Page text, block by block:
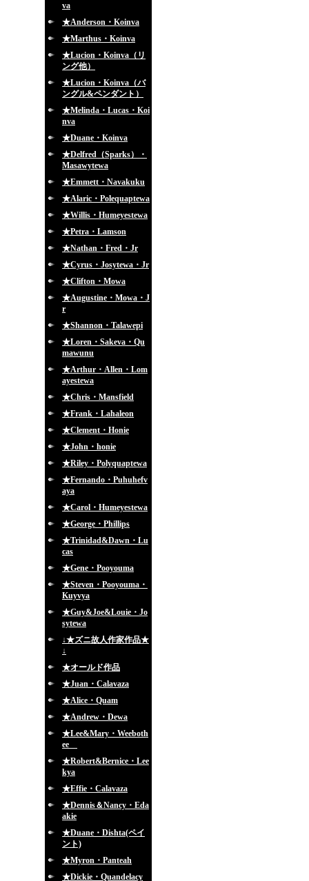
va
★Anderson・Koinva
★Marthus・Koinva
★Lucion・Koinva（リ
ング他）
★Lucion・Koinva（バ
ングル&ペンダント）
★Melinda・Lucas・Koi
nva
★Duane・Koinva
★Delfred（Sparks）・
Masawytewa
★Emmett・Navakuku
★Alaric・Polequaptewa
★Willis・Humeyestewa
★Petra・Lamson
★Nathan・Fred・Jr
★Cyrus・Josytewa・Jr
★Clifton・Mowa
★Augustine・Mowa・J
r
★Shannon・Talawepi
★Loren・Sakeva・Qu
mawunu
★Arthur・Allen・Lom
ayestewa
★Chris・Mansfield
★Frank・Lahaleon
★Clement・Honie
★John・honie
★Riley・Polyquaptewa
★Fernando・Puhuhefv
aya
★Carol・Humeyestewa
★George・Phillips
★Trinidad&Dawn・Lu
cas
★Gene・Pooyouma
★Steven・Pooyouma・
Kuyvya
★Guy&Joe&Louie・Jo
sytewa
↓★ズニ故人作家作品★
↓
★オールド作品
★Juan・Calavaza
★Alice・Quam
★Andrew・Dewa
★Lee&Mary・Weeboth
ee
★Robert&Bernice・Lee
kya
★Effie・Calavaza
★Dennis＆Nancy・Eda
akie
★Duane・Dishta(ペイ
ント)
★Myron・Panteah
★Dickie・Quandelacy